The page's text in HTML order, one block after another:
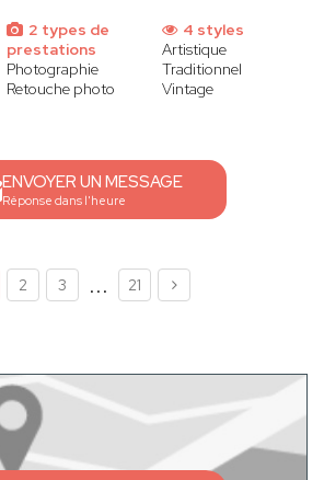
2 types de
prestations
Photographie
Retouche photo
4 styles
Artistique
Traditionnel
Vintage
ENVOYER UN MESSAGE
Réponse dans l'heure
2 3 ... 21